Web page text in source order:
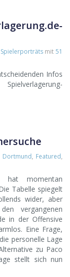
Spielerporträtsmit51
Infos
Dortmund, Featured,
hat momentan
Tabelle spiegelt
wider, aber
vergangenen
in der Offensive
Eine Frage,
personelle Lage
zu Paco
stellt sich nun